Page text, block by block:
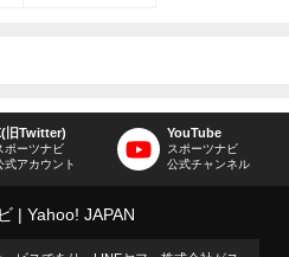
旧Twitter)
ポーツナビ
式アカウント
YouTube
スポーツナビ
公式チャンネル
Yahoo! JAPAN